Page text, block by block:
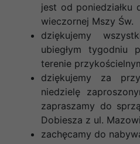
jest od
wieczornej Mszy Św.
dziękujemy
ubiegłym tygodniu
terenie
dziękujemy za
niedzielę
zapraszamy do
Dobiesza z ul.
zachęcamy do